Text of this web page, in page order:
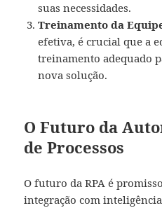
suas necessidades.
Treinamento da
efetiva, é crucial que a
treinamento adequado
nova solução.
O Futuro da
de Processos
O futuro da RPA é
integração com